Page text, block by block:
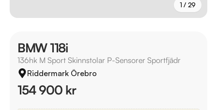
1 / 29
BMW 118i
136hk M Sport Skinnstolar P-Sensorer Sportfjädr
Riddermark Örebro
154 900 kr